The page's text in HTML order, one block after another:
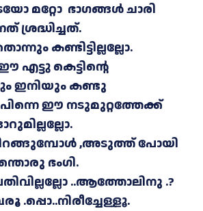
ഭാഗങ്ങൾ ചാരി
ശ്രദ്ധിച്ചത്.
കണ്ടിട്ടില്ലല്ലോ.
എട്ടു കെട്ടിന്റെ
ഇനിയും കണ്ടു
പിന്നെ ഈ നടുമുറ്റത്തേക്ക്
,അടുത്ത് പോയി
ഭംഗി.
..ആത്തോലിനു .?
.പ്പൊ..നിരീച്ചേള്ളൂ.